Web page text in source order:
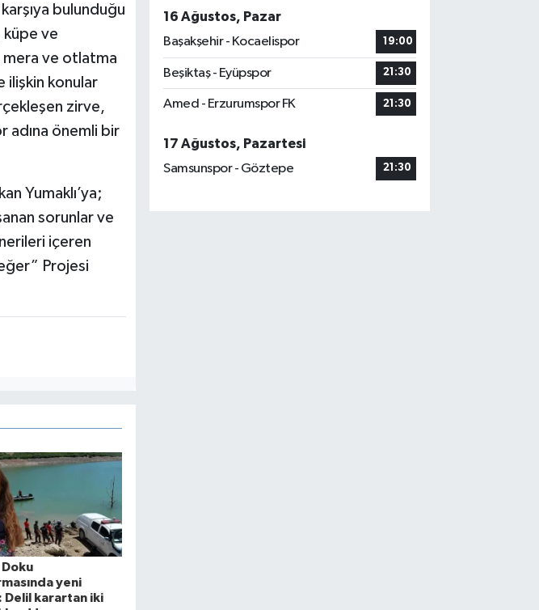
bulunduğu
küpe ve
mera ve otlatma
ilişkin konular
zirve,
adına önemli bir
Yumaklı’ya;
sorunlar ve
içeren
Projesi
yeni
Delil karartan iki
16 Ağustos, Pazar
Başakşehir - Kocaelispor
19:00
Beşiktaş - Eyüpspor 21:30
Amed - Erzurumspor FK 21:30
17 Ağustos, Pazartesi
Samsunspor - Göztepe
21:30